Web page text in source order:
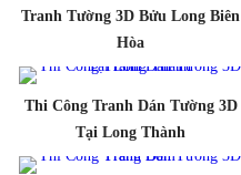
Tranh Tường 3D Bửu Long Biên
Hòa
Thi Công Tranh Dán Tường 3D
Tại Long Thành